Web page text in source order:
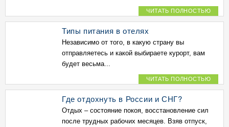
ЧИТАТЬ ПОЛНОСТЬЮ
Типы питания в отелях
Независимо от того, в какую страну вы
отправляетесь и какой выбираете курорт, вам
будет весьма...
ЧИТАТЬ ПОЛНОСТЬЮ
Где отдохнуть в России и СНГ?
Отдых – состояние покоя, восстановление сил
после трудных рабочих месяцев. Взяв отпуск,